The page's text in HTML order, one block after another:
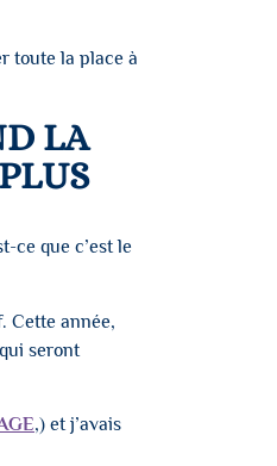
toute la place à
LA
ce que c’est le
Cette année,
seront
,) et j’avais